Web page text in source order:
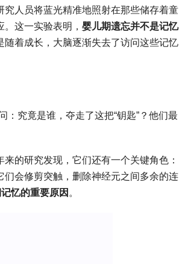
人员将蓝光精准地照射在那些储存着童
这一实验表明， 婴儿期遗忘并不是记忆
着成长，大脑逐渐失去了访问这些记忆
究竟是谁，夺走了这把“钥匙”？他们最
的研究发现，它们还有一个关键角色：
会修剪突触，删除神经元之间多余的连
忆的重要原因 。